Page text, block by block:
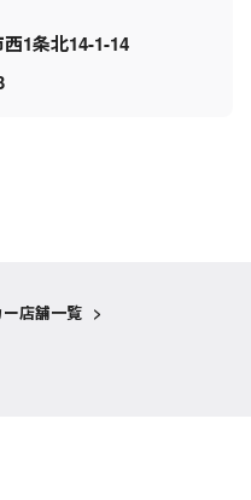
1条北14-1-14
店舗一覧 >